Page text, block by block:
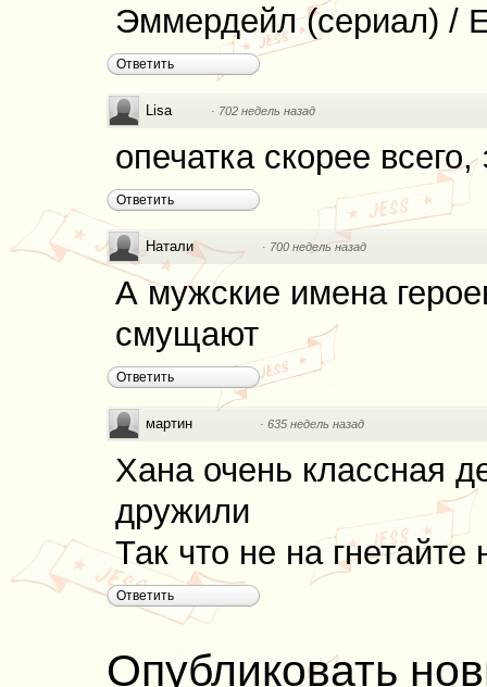
Эммердейл (сериал) /
Ответить
Lisa · 702 недель назад
опечатка скорее всего,
Ответить
Натали · 700 недель назад
А мужские имена
смущают
Ответить
мартин · 635 недель назад
Хана очень классная
дружили
Так что не на
Ответить
Опубликовать